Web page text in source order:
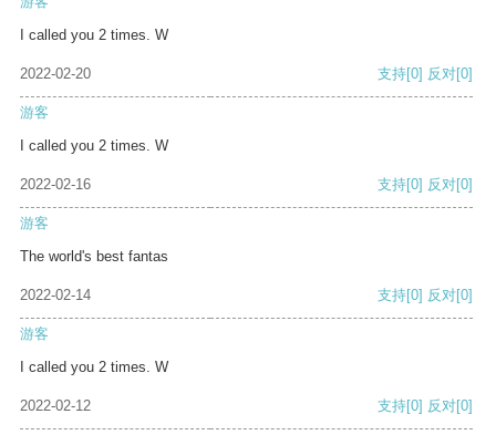
I called you 2 times. W
2022-02-20 支持[0] 反对[0]
游客
I called you 2 times. W
2022-02-16 支持[0] 反对[0]
游客
The world's best fantas
2022-02-14 支持[0] 反对[0]
游客
I called you 2 times. W
2022-02-12 支持[0] 反对[0]